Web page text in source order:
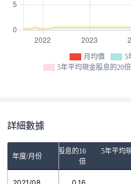
月均價
5
5年平均現金股息的20倍
詳細數據
年度/月份
5年平均現金股息的16
倍
5年平均